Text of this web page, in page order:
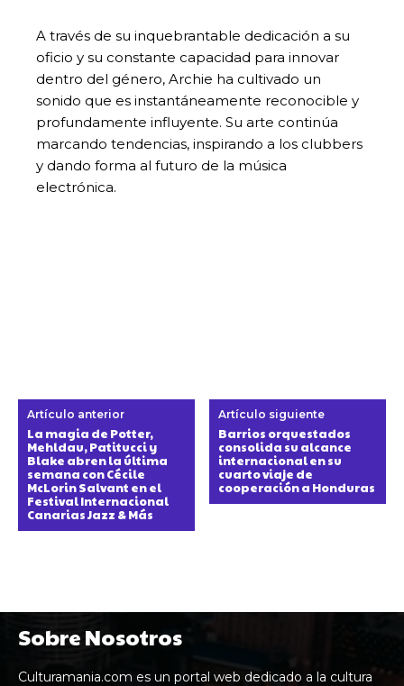
A través de su inquebrantable dedicación a su
oficio y su constante capacidad para innovar
dentro del género, Archie ha cultivado un
sonido que es instantáneamente reconocible y
profundamente influyente. Su arte continúa
marcando tendencias, inspirando a los clubbers
y dando forma al futuro de la música
electrónica.
Artículo anterior
La magia de Potter,
Mehldau, Patitucci y
Blake abren la última
semana con Cécile
McLorin Salvant en el
Festival Internacional
Canarias Jazz & Más
Artículo siguiente
Barrios orquestados
consolida su alcance
internacional en su
cuarto viaje de
cooperación a Honduras
Sobre Nosotros
Culturamania.com es un portal web dedicado a la cultura